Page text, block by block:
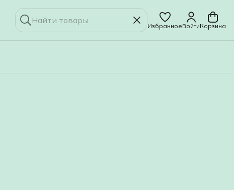
ИзбранноеВойтиКорзина